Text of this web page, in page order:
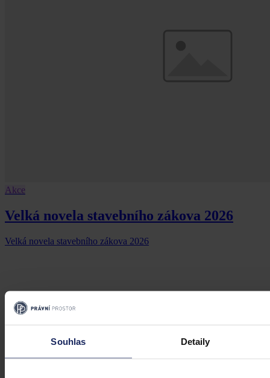
Souhlas Detaily
Akce
Velká novela stavebního zákova 2026
Velká novela stavebního zákova 2026
19. března 2026, 21:07